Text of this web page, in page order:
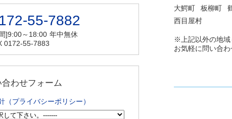
55-7882
]9:00～18:00 年中無休
0172-55-7883
合わせフォーム
（プライバシーポリシー）
大鰐町
板柳町
西目屋村
※上記以外の地域
お気軽に問い合わ